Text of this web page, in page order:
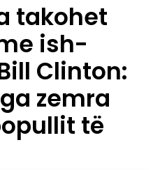
takohet
ish-
Clinton:
zemra
të